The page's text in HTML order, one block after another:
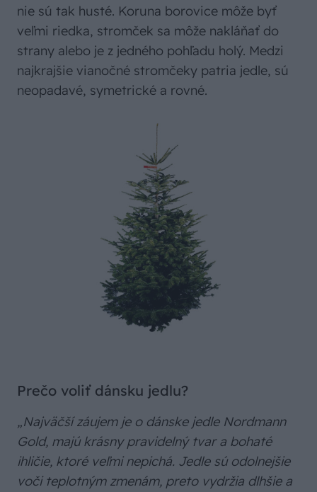
nie sú tak husté. Koruna borovice môže byť
veľmi riedka, stromček sa môže nakláňať do
strany alebo je z jedného pohľadu holý. Medzi
najkrajšie vianočné stromčeky patria jedle, sú
neopadavé, symetrické a rovné.
Prečo voliť dánsku jedlu?
„Najväčší záujem je o dánske jedle Nordmann
Gold, majú krásny pravidelný tvar a bohaté
ihličie, ktoré veľmi nepichá. Jedle sú odolnejšie
voči teplotným zmenám, preto vydržia dlhšie a